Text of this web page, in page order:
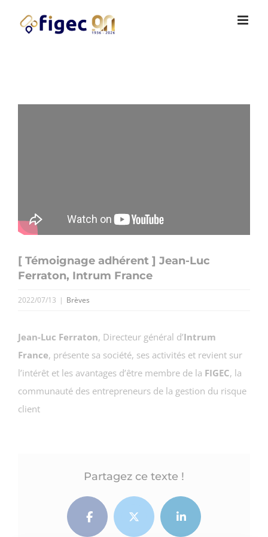
[ Témoignage adhérent ] Jean-Luc
Ferraton, Intrum France
2022/07/13 | Brèves
Jean-Luc Ferraton, Directeur général d’Intrum
France, présente sa société, ses activités et revient sur
l’intérêt et les avantages d’être membre de la FIGEC, la
communauté des entrepreneurs de la gestion du risque
client
Partagez ce texte !
FacebookTwitter LinkedIn